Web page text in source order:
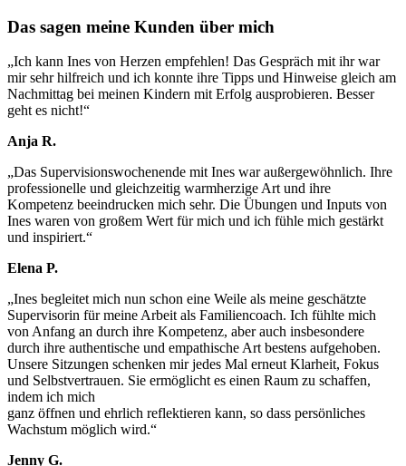
Das sagen meine Kunden über mich
„Ich kann Ines von Herzen empfehlen! Das Gespräch mit ihr war
mir sehr hilfreich und ich konnte ihre Tipps und Hinweise gleich am
Nachmittag bei meinen Kindern mit Erfolg ausprobieren. Besser
geht es nicht!“
Anja R.
„Das Supervisionswochenende mit Ines war außergewöhnlich. Ihre
professionelle und gleichzeitig warmherzige Art und ihre
Kompetenz beeindrucken mich sehr. Die Übungen und Inputs von
Ines waren von großem Wert für mich und ich fühle mich gestärkt
und inspiriert.“
Elena P.
„Ines begleitet mich nun schon eine Weile als meine geschätzte
Supervisorin für meine Arbeit als Familiencoach. Ich fühlte mich
von Anfang an durch ihre Kompetenz, aber auch insbesondere
durch ihre authentische und empathische Art bestens aufgehoben.
Unsere Sitzungen schenken mir jedes Mal erneut Klarheit, Fokus
und Selbstvertrauen. Sie ermöglicht es einen Raum zu schaffen,
indem ich mich
ganz öffnen und ehrlich reflektieren kann, so dass persönliches
Wachstum möglich wird.“
Jenny G.